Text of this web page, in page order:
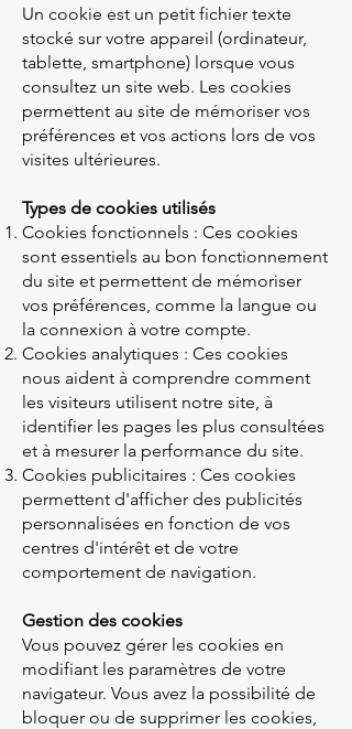
Un cookie est un petit fichier texte
stocké sur votre appareil (ordinateur,
tablette, smartphone) lorsque vous
consultez un site web. Les cookies
permettent au site de mémoriser vos
préférences et vos actions lors de vos
visites ultérieures.
Types de cookies utilisés
Cookies fonctionnels : Ces cookies
sont essentiels au bon fonctionnement
du site et permettent de mémoriser
vos préférences, comme la langue ou
la connexion à votre compte.
Cookies analytiques : Ces cookies
nous aident à comprendre comment
les visiteurs utilisent notre site, à
identifier les pages les plus consultées
et à mesurer la performance du site.
Cookies publicitaires : Ces cookies
permettent d'afficher des publicités
personnalisées en fonction de vos
centres d'intérêt et de votre
comportement de navigation.
Gestion des cookies
Vous pouvez gérer les cookies en
modifiant les paramètres de votre
navigateur. Vous avez la possibilité de
bloquer ou de supprimer les cookies,